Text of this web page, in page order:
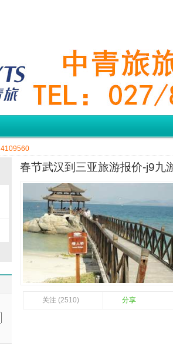
4109560
春节武汉到三亚旅游报价-j9九
关注 (2510) 分享